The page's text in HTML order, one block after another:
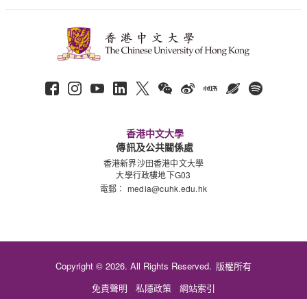
香港中文大學
傳訊及公共關係處
香港新界沙田香港中文大學
大學行政樓地下G03
電郵： media@cuhk.edu.hk
Copyright © 2026. All Rights Reserved. 版權所有
免責聲明
私隱政策 網站索引